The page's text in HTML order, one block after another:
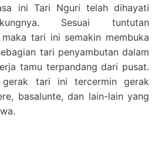
ini Tari Nguri telah dihayati
Sesuai tuntutan
tari ini semakin membuka
tari penyambutan dalam
tamu terpandang dari pusat.
gerak tari ini tercermin gerak
basalunte, dan lain-lain yang